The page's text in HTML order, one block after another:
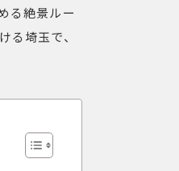
る絶景ルー
埼玉で、